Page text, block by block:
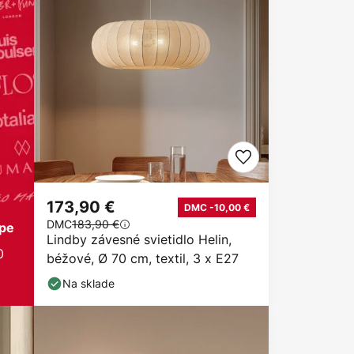
Lindby závesné svietidlo Helin,
béžové, Ø 70 cm, textil, 3 x E27
173,90 € DMC -10,00 €
DMC183,90 €
Na sklade